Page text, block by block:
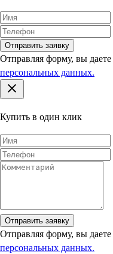
Отправить заявку
Отправляя форму, вы даете
персональных данных.
Купить в один клик
Отправить заявку
Отправляя форму, вы даете
персональных данных.